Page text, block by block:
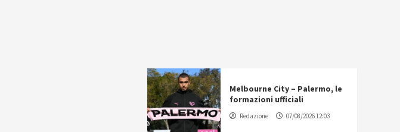
Melbourne City – Palermo, le
formazioni ufficiali
Redazione 07/08/2026 12:03